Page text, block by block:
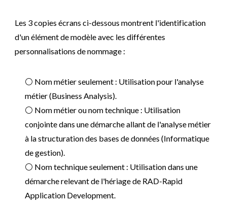
Les 3 copies écrans ci-dessous montrent l'identification
d'un élément de modèle avec les différentes
personnalisations de nommage :
⚪ Nom métier seulement : Utilisation pour l'analyse
métier (Business Analysis).
⚪ Nom métier ou nom technique : Utilisation
conjointe dans une démarche allant de l'analyse métier
à la structuration des bases de données (Informatique
de gestion).
⚪ Nom technique seulement : Utilisation dans une
démarche relevant de l'hériage de RAD-Rapid
Application Development.